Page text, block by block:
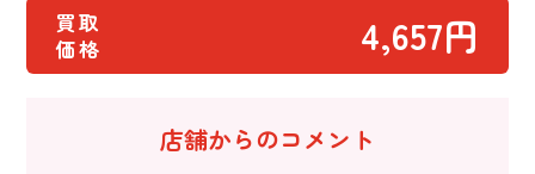
買取
価格
4,657円
店舗からのコメント